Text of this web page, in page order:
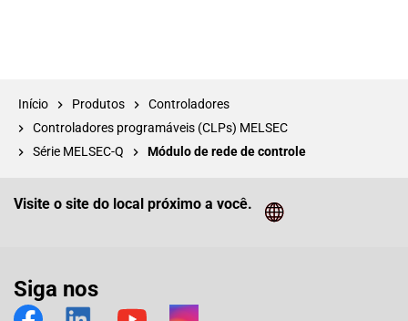
Início Produtos
Controladores
Controladores programáveis (CLPs) MELSEC
Série MELSEC-Q
Módulo de rede de controle
Visite o site do local próximo a você.
Siga nos